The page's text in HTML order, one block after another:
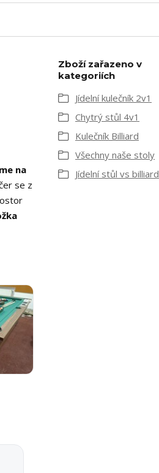
na
se z
Zboží zařazeno v
kategoriích
Jídelní kulečník 2v1
Chytrý stůl 4v1
Kulečník Billiard
Všechny naše stoly
Jídelní stůl vs billiard